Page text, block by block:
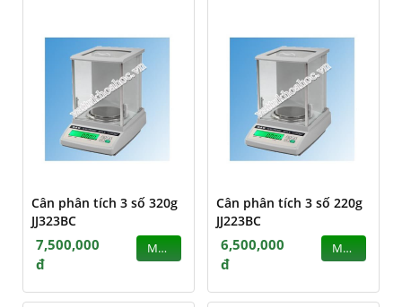
Cân phân tích 3 số 320g
JJ323BC
7,500,000
đ
MUA
Cân phân tích 3 số 220g
JJ223BC
6,500,000
đ
MUA